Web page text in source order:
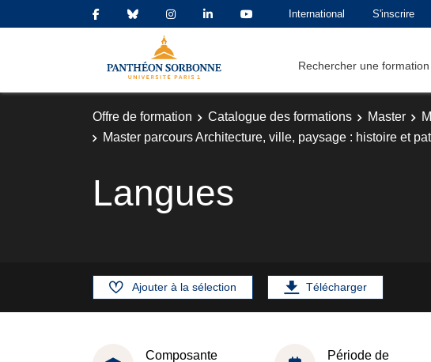
International S'inscrire
Rechercher une formation
Offre de formation Catalogue des formations Master
Master parcours Architecture, ville, paysage : histoire et
Langues
Ajouter à la sélection Télécharger
Composante
Période de